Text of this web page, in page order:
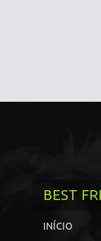
BEST
INÍCIO